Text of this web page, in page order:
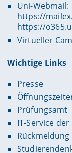
Uni-Webmail:
https://
https://
Virtueller
Wichtige Links
Presse
Prüfungsamt
IT-Service
Rückmeldung